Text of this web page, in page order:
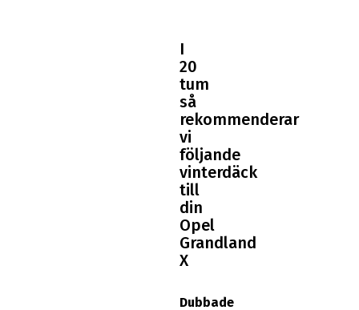
20
tum
så
rekommenderar
vi
följande
vinterdäck
till
din
Opel
Grandland
X
vinterdäck: